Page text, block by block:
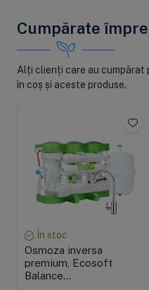
Cumpărate
Alți clienți care au cumpărat
în coș și aceste produse.
În stoc
Osmoza inversa
premium, Ecosoft
Balance